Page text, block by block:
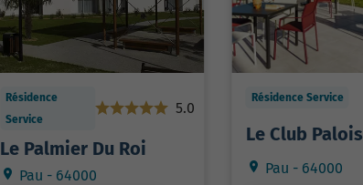
Résidence
Service
5.0
Le Palmier Du Roi
Pau - 64000
Résidence Service
Le Club Palois
Pau - 64000